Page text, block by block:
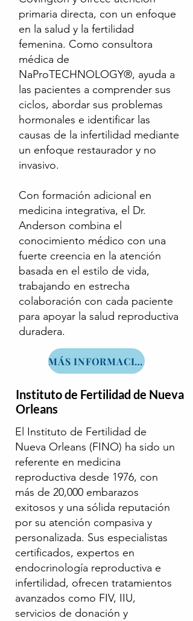
primaria directa, con un enfoque
en la salud y la fertilidad
femenina. Como consultora
médica de
NaProTECHNOLOGY®, ayuda a
las pacientes a comprender sus
ciclos, abordar sus problemas
hormonales e identificar las
causas de la infertilidad mediante
un enfoque restaurador y no
invasivo.
Con formación adicional en
medicina integrativa, el Dr.
Anderson combina el
conocimiento médico con una
fuerte creencia en la atención
basada en el estilo de vida,
trabajando en estrecha
colaboración con cada paciente
para apoyar la salud reproductiva
duradera.
MÁS INFORMACIÓN
Instituto de Fertilidad de Nueva
Orleans
El Instituto de Fertilidad de
Nueva Orleans (FINO) ha sido un
referente en medicina
reproductiva desde 1976, con
más de 20,000 embarazos
exitosos y una sólida reputación
por su atención compasiva y
personalizada. Sus especialistas
certificados, expertos en
endocrinología reproductiva e
infertilidad, ofrecen tratamientos
avanzados como FIV, IIU,
servicios de donación y